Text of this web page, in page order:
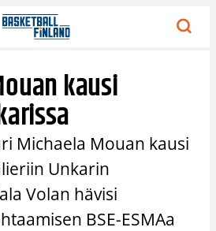
kausi
Michaela Mouan kausi
Unkarin
Volan hävisi
BSE-ESMAa